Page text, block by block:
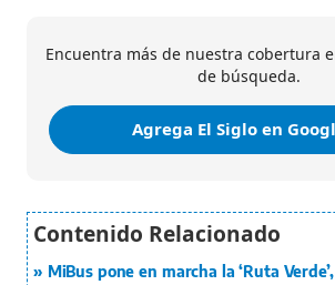
Encuentra más de nuestra cobertura
de búsqueda.
Agrega El Siglo en
MiBus pone en marcha la ‘Ruta